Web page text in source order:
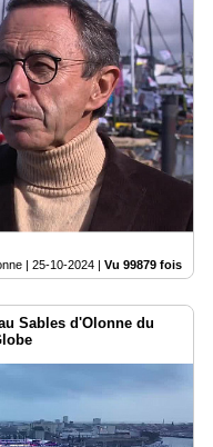
| 25-10-2024 | Vu 99879 fois
Sables d'Olonne du